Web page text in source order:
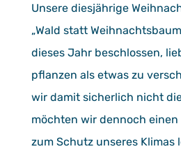
Unsere diesjährige
„Wald statt
dieses Jahr beschlossen,
pflanzen als etwas zu
wir damit sicherlich nicht
möchten wir dennoch
zum Schutz unseres Klimas